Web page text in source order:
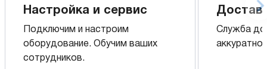
Настройка и сервис
Подключим и настроим
оборудование. Обучим ваших
сотрудников.
Служба
аккуратно